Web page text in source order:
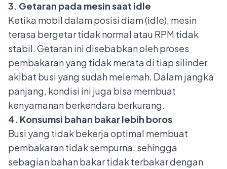
3. Getaran pada mesin saat idle
Ketika mobil dalam posisi diam (idle), mesin
terasa bergetar tidak normal atau RPM tidak
stabil. Getaran ini disebabkan oleh proses
pembakaran yang tidak merata di tiap silinder
akibat busi yang sudah melemah. Dalam jangka
panjang, kondisi ini juga bisa membuat
kenyamanan berkendara berkurang.
4. Konsumsi bahan bakar lebih boros
Busi yang tidak bekerja optimal membuat
pembakaran tidak sempurna, sehingga
sebagian bahan bakar tidak terbakar dengan